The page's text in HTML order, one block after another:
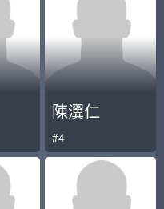
陳瀷仁
#4